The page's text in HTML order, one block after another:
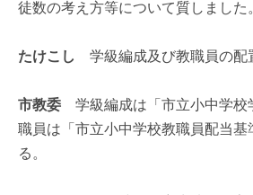
徒数の考え方等について質しました
たけこし 学級編成及び教職員の配
市教委 学級編成は「市立小中学校
職員は「市立小中学校教職員配当基
る。